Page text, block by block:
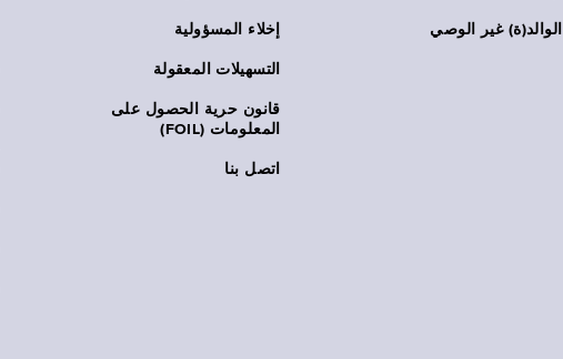
الوالد(ة) غير الوصي إخلاء المسؤولية
التسهيلات المعقولة
قانون حرية الحصول على
المعلومات (FOIL)
اتصل بنا